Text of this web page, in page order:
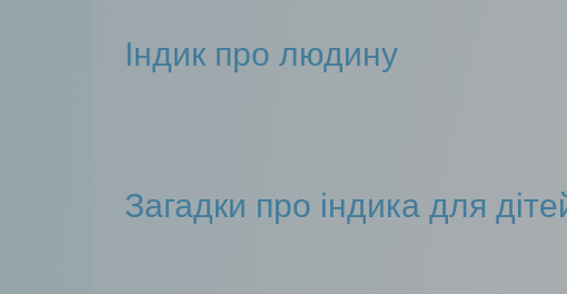
Індик про людину
Загадки про індика для